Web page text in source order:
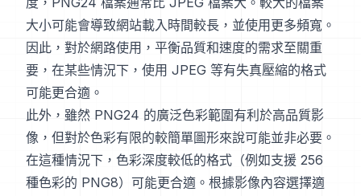
大小可能會導致網站載入時間較長，並使用更多頻寬。
因此，對於網路使用，平衡品質和速度的需求至關重
要，在某些情況下，使用 JPEG 等有失真壓縮的格式
可能更合適。
此外，雖然 PNG24 的廣泛色彩範圍有利於高品質影
像，但對於色彩有限的較簡單圖形來說可能並非必要。
在這種情況下，色彩深度較低的格式（例如支援 256
種色彩的 PNG8）可能更合適。根據影像內容選擇適